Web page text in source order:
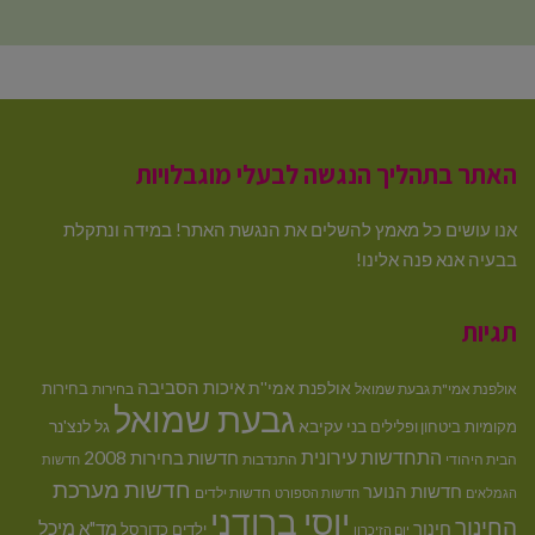
האתר בתהליך הנגשה לבעלי מוגבלויות
אנו עושים כל מאמץ להשלים את הנגשת האתר! במידה ונתקלת
בבעיה אנא פנה אלינו!
תגיות
אולפנת אמי"ת גבעת שמואל אולפנת אמי''תאיכות הסביבה בחירות בחירות
מקומיות ביטחון ופלילים בני עקיבא גבעת שמואל גל לנצ'נר
הבית היהודי התחדשות עירונית התנדבות חדשות בחירות 2008 חדשות
הגמלאים חדשות הנוער חדשות הספורט חדשות ילדים חדשות מערכת
החינוך חינוך יום הזיכרון יוסי ברודני ילדים כדורסל מד"א מיכל